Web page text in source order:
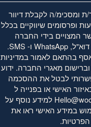
ת ומסכימ/ה לקבלת דיוור
ופרסומים שיווקיים בכלל
המצויים בידי החברה
ובכלל זה דוא"ל, WhatsApp ו- SMS.
בהתאם לאמורבמדיניות
מאגרי החברה. ידוע
לבטל את ההסכמה
האישי או בפנייה ל
למידע נוסף על
במידע האישי ראו את
הפרטיות.